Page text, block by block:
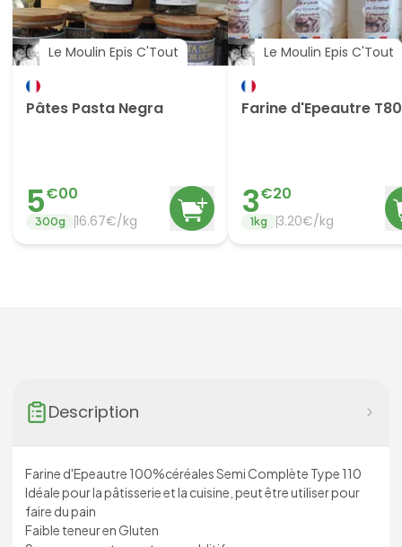
Le Moulin Epis C'Tout
Pâtes Pasta Negra
5€00
300g 16.67€/kg
Le Moulin Epis C'Tout
Farine d'Epeautre T80
3€20
1kg 3.20€/kg
Description
Farine d'Epeautre 100%céréales Semi Complète Type 110
Idéale pour la pâtisserie et la cuisine, peut être utiliser pour
faire du pain
Faible teneur en Gluten